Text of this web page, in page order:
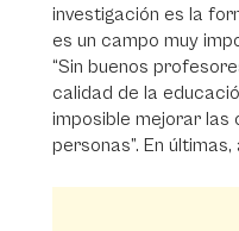
investigación es la
es un campo muy
“Sin buenos
calidad de la
imposible mejorar las
personas”. En